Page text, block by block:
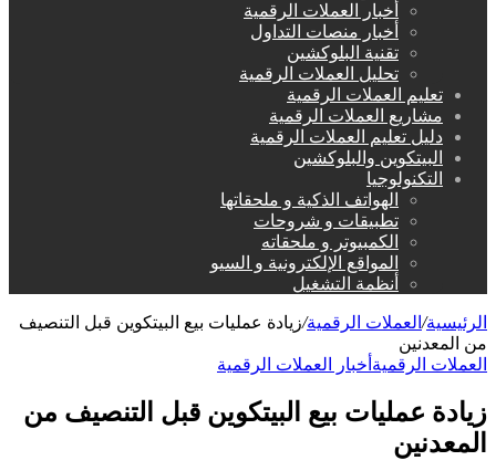
أخبار العملات الرقمية
أخبار منصات التداول
تقنية البلوكشين
تحليل العملات الرقمية
تعليم العملات الرقمية
مشاريع العملات الرقمية
دليل تعليم العملات الرقمية
البيتكوين والبلوكشين
التكنولوجيا
الهواتف الذكية و ملحقاتها
تطبيقات و شروحات
الكمبيوتر و ملحقاته
المواقع الإلكترونية و السيو
أنظمة التشغيل
الرئيسية/ العملات الرقمية/زيادة عمليات بيع البيتكوين قبل التنصيف
من المعدنين
العملات الرقمية أخبار العملات الرقمية
زيادة عمليات بيع البيتكوين قبل التنصيف من
المعدنين